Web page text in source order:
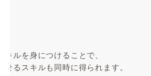
キルを身につけることで、
せるスキルも同時に得られます。